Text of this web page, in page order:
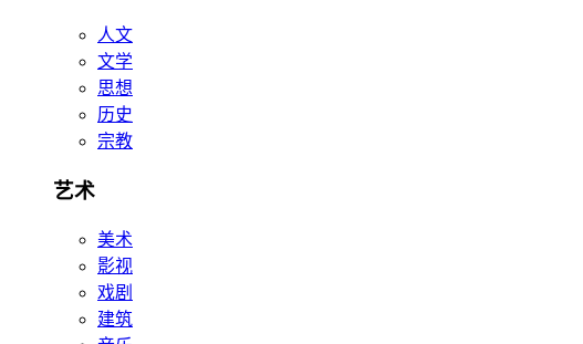
人文
文学
思想
历史
宗教
艺术
美术
影视
戏剧
建筑